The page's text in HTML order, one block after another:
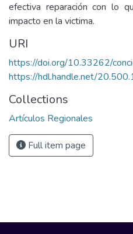
efectiva reparación con lo
impacto en la victima.
URI
https://doi.org/10.33262/
https://hdl.handle.net/
Collections
Artículos Regionales
Full item page